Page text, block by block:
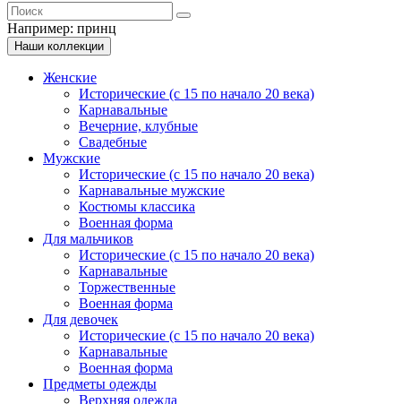
Например: принц
Наши коллекции
Женские
Исторические (с 15 по начало 20 века)
Карнавальные
Вечерние, клубные
Свадебные
Мужские
Исторические (с 15 по начало 20 века)
Карнавальные мужские
Костюмы классика
Военная форма
Для мальчиков
Исторические (с 15 по начало 20 века)
Карнавальные
Торжественные
Военная форма
Для девочек
Исторические (с 15 по начало 20 века)
Карнавальные
Военная форма
Предметы одежды
Верхняя одежда